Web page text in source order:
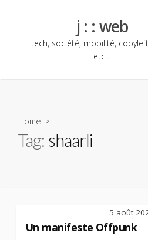
j : : web
tech, société, mobilité,
etc…
Home >
Tag: shaarli
5 août
Un manifeste Offpunk